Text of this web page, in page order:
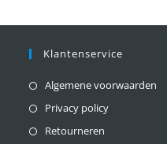
Klantenservice
Algemene voorwaarden
Privacy policy
Retourneren